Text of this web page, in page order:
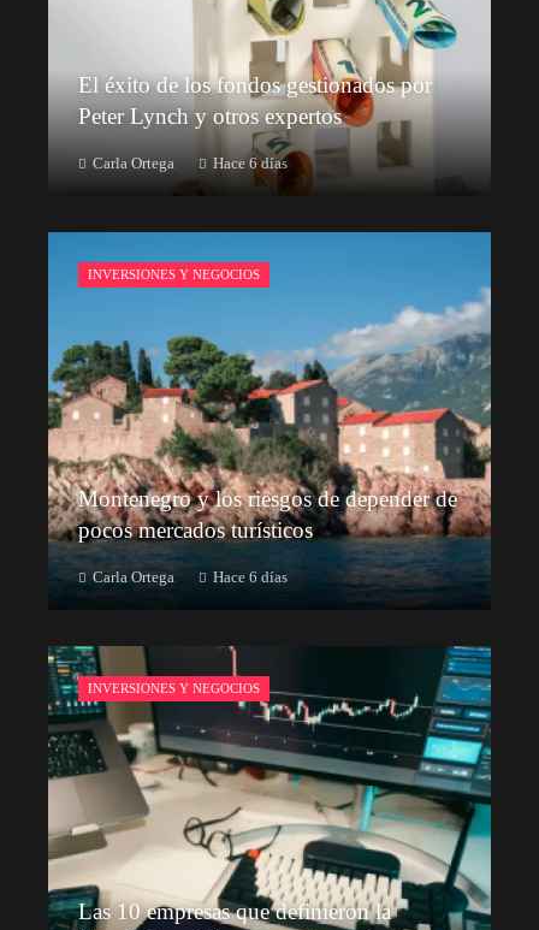
El éxito de los fondos gestionados por
Peter Lynch y otros expertos
Carla Ortega Hace 6 días
INVERSIONES Y NEGOCIOS
Montenegro y los riesgos de depender de
pocos mercados turísticos
Carla Ortega Hace 6 días
INVERSIONES Y NEGOCIOS
Las 10 empresas que definieron la